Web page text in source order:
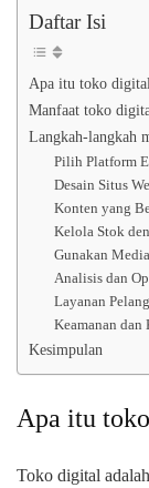
Daftar Isi
Apa itu toko
Manfaat toko
Langkah-langkah
Pilih Platform
Desain Situs
Konten yang
Kelola Stok
Gunakan
Analisis dan
Layanan
Keamanan dan
Kesimpulan
Apa itu
Toko digital